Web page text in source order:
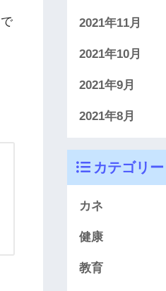
で
2021年11月
2021年10月
2021年9月
2021年8月
カテゴリー
カネ
健康
教育